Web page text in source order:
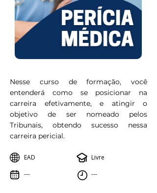
Nesse curso de formação, você
entenderá como se posicionar na
carreira efetivamente, e atingir o
objetivo de ser nomeado pelos
Tribunais, obtendo sucesso nessa
carreira pericial.
EAD
---
Livre
---